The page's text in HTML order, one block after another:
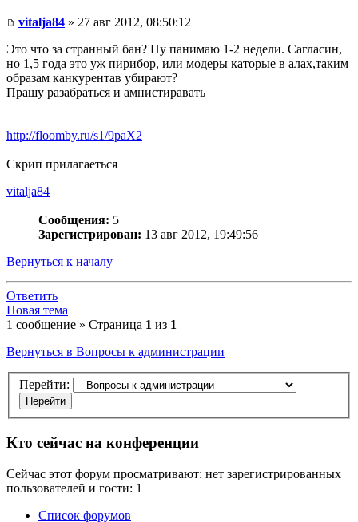
vitalja84 » 27 авг 2012, 08:50:12
Это что за странный бан? Ну панимаю 1-2 недели. Сагласин,
но 1,5 года это уж пирибор, или модеры каторые в алах,таким
образам канкурентав убирают?
Прашу разабраться и амнистиравать
http://floomby.ru/s1/9paX2
Скрип прилагаеться
vitalja84
Сообщения: 5
Зарегистрирован: 13 авг 2012, 19:49:56
Вернуться к началу
Ответить
Новая тема
1 сообщение » Страница 1 из 1
Вернуться в Вопросы к администрации
Перейти:
Кто сейчас на конференции
Сейчас этот форум просматривают: нет зарегистрированных
пользователей и гости: 1
Список форумов